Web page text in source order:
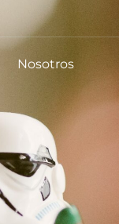
Nosotros